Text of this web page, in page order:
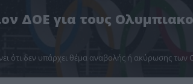
ΔΟΕ για τους
ότι δεν υπάρχει θέμα αναβολής ή ακύρωσης